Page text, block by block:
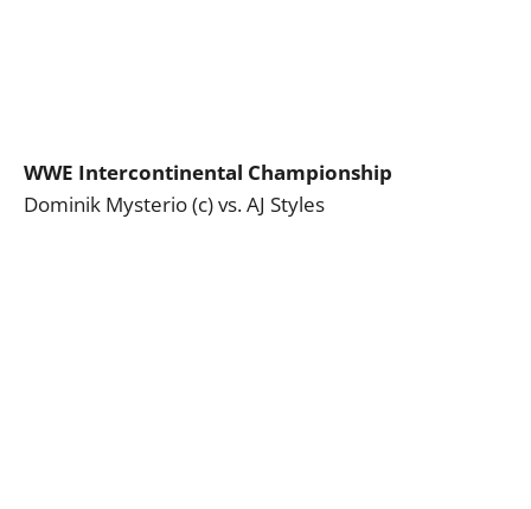
WWE Intercontinental Championship
Dominik Mysterio (c) vs. AJ Styles